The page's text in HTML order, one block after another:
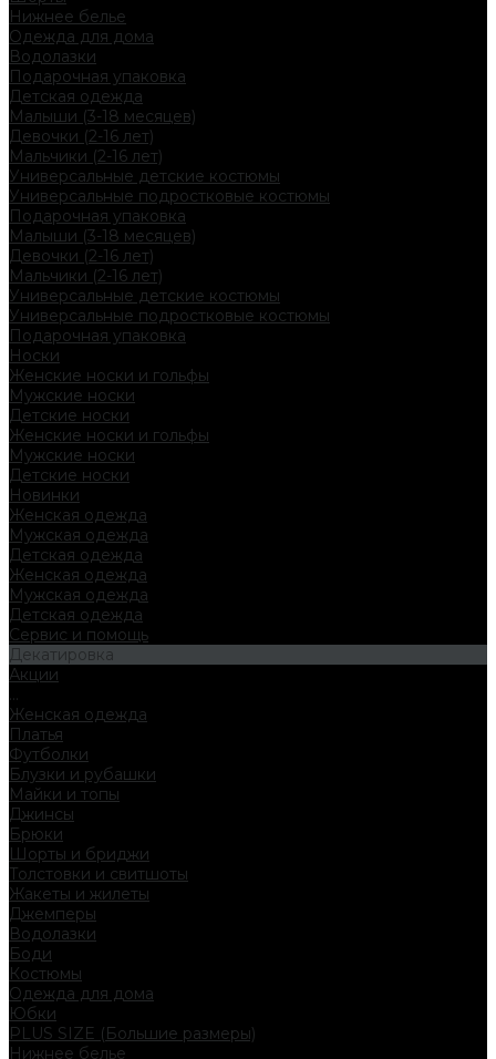
Нижнее белье
Одежда для дома
Водолазки
Подарочная упаковка
Детская одежда
Малыши (3-18 месяцев)
Девочки (2-16 лет)
Мальчики (2-16 лет)
Универсальные детские костюмы
Универсальные подростковые костюмы
Подарочная упаковка
Малыши (3-18 месяцев)
Девочки (2-16 лет)
Мальчики (2-16 лет)
Универсальные детские костюмы
Универсальные подростковые костюмы
Подарочная упаковка
Носки
Женские носки и гольфы
Мужские носки
Детские носки
Женские носки и гольфы
Мужские носки
Детские носки
Новинки
Женская одежда
Мужская одежда
Детская одежда
Женская одежда
Мужская одежда
Детская одежда
Сервис и помощь
Декатировка
Акции
...
Женская одежда
Платья
Футболки
Блузки и рубашки
Майки и топы
Джинсы
Брюки
Шорты и бриджи
Толстовки и свитшоты
Жакеты и жилеты
Джемперы
Водолазки
Боди
Костюмы
Одежда для дома
Юбки
PLUS SIZE (Большие размеры)
Нижнее белье